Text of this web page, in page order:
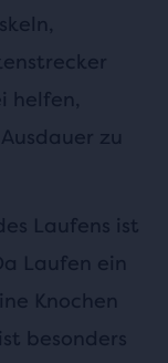
helfen,
zu
Laufens ist
Laufen ein
Knochen
besonders